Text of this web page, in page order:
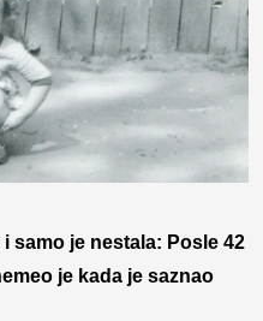
samo je nestala: Posle 42
je kada je saznao